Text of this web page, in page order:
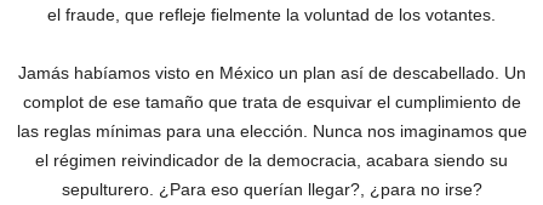
el fraude, que refleje fielmente la voluntad de los votantes.
Jamás habíamos visto en México un plan así de descabellado. Un
complot de ese tamaño que trata de esquivar el cumplimiento de
las reglas mínimas para una elección. Nunca nos imaginamos que
el régimen reivindicador de la democracia, acabara siendo su
sepulturero. ¿Para eso querían llegar?, ¿para no irse?